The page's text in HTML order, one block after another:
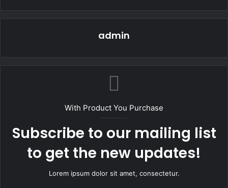
admin
With Product You Purchase
Subscribe to our mailing list
to get the new updates!
Lorem ipsum dolor sit amet, consectetur.